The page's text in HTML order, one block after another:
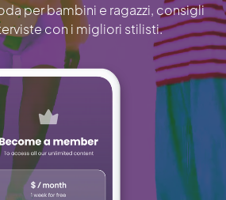
per bambini e ragazzi, consigli
con i migliori stilisti.